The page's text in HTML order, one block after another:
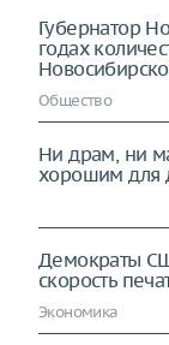
Губернатор
годах
Общество
Ни драм, ни
хорошим для
Демократы
скорость
Экономика